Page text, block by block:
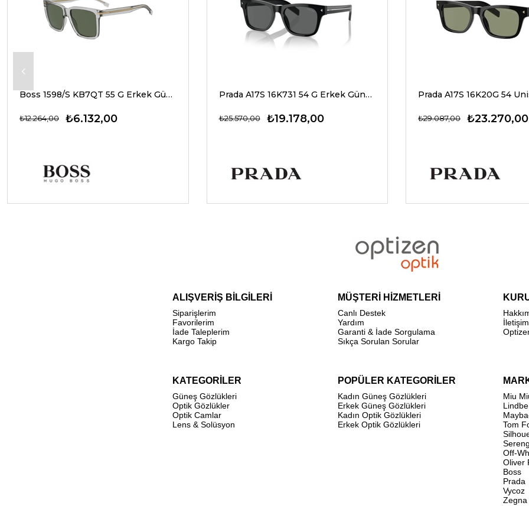
Boss 1598/S KB7QT 55 G Erkek Güneş Gözlükleri
₺6.132,00
₺12.264,00
Prada A17S 16K731 54 G Erkek Güneş Gözlükleri
₺19.178,00
₺25.570,00 ₺23.270,00
₺29.087,00
ALIŞVERİŞ BİLGİLERİ
Siparişlerim
Favorilerim
İade Taleplerim
Kargo Takip
MÜŞTERİ HİZMETLERİ
Canlı Destek
Yardım
Garanti & İade Sorgulama
Sıkça Sorulan Sorular
İletişim
KATEGORİLER
Güneş Gözlükleri
Optik Gözlükler
Optik Camlar
Lens & Solüsyon
POPÜLER KATEGORİLER
Kadın Güneş Gözlükleri
Erkek Güneş Gözlükleri
Kadın Optik Gözlükleri
Erkek Optik Gözlükleri
Miu
Tom
Off-
Oliver
Boss
Prada
Vycoz
Zegna